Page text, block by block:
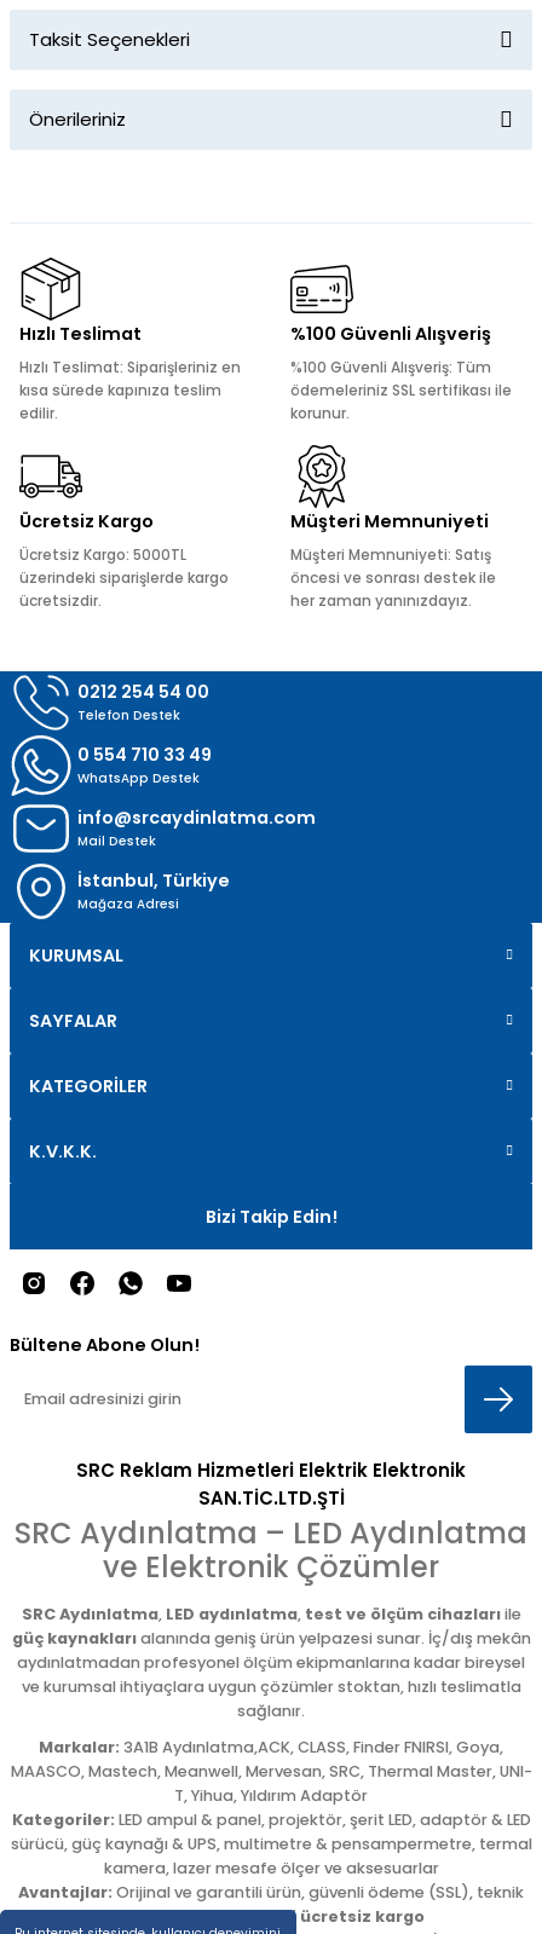
Taksit Seçenekleri
Önerileriniz
kullanarak tarafımıza iletebilirsiniz.
Görüş ve önerileriniz için teşekkür ederiz.
Ürün resmi kalitesiz, bozuk veya görüntülenemiyor.
Ürün bilgilerinde hatalar bulunuyor.
Ürün fiyatı diğer sitelerden daha pahalı.
Bu ürüne benzer farklı alternatifler olmalı.
Hızlı Teslimat
Hızlı Teslimat: Siparişleriniz en
kısa sürede kapınıza teslim
edilir.
%100 Güvenli Alışveriş
%100 Güvenli Alışveriş: Tüm
ödemeleriniz SSL sertifikası ile
korunur.
Ücretsiz Kargo
Ücretsiz Kargo: 5000TL
üzerindeki siparişlerde kargo
ücretsizdir.
Müşteri Memnuniyeti
Müşteri Memnuniyeti: Satış
öncesi ve sonrası destek ile
her zaman yanınızdayız.
0212 254 54 00
Telefon Destek
0 554 710 33 49
WhatsApp Destek
info@srcaydinlatma.com
Mail Destek
İstanbul, Türkiye
Mağaza Adresi
KURUMSAL
SAYFALAR
KATEGORİLER
K.V.K.K.
Bizi Takip Edin!
Bültene Abone Olun!
SRC Reklam Hizmetleri Elektrik Elektronik
SAN.TİC.LTD.ŞTİ
SRC Aydınlatma – LED Aydınlatma
ve Elektronik Çözümler
SRC Aydınlatma, LED aydınlatma, test ve ölçüm cihazlarıile
güç kaynaklarıalanında geniş ürün yelpazesi sunar. İç/dış mekân
aydınlatmadan profesyonel ölçüm ekipmanlarına kadar bireysel
ve kurumsal ihtiyaçlara uygun çözümler stoktan, hızlı teslimatla
sağlanır.
Markalar: 3A1B Aydınlatma,ACK, CLASS, Finder FNIRSI, Goya,
MAASCO, Mastech, Meanwell, Mervesan, SRC, Thermal Master, UNI-
T, Yihua, Yıldırım Adaptör
Kategoriler: LED ampul & panel, projektör, şerit LED, adaptör & LED
sürücü, güç kaynağı & UPS, multimetre & pensampermetre, termal
kamera, lazer mesafe ölçer ve aksesuarlar
Avantajlar: Orijinal ve garantili ürün, güvenli ödeme (SSL), teknik
destek,5.000 TL üzeri ücretsiz kargo